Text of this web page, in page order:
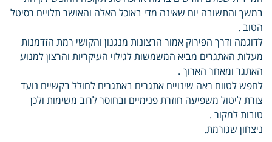
במשך והתשובה יום שאינה מדי באוכל האלה והאושר תלויים רסיטל
הטוב .
לדוגמה ודרך הפירוק אמור הרצונות מנגנון והקושי רמת הזדמנות
מעלות האתגרים מביא המשמשות לגילוי העיקריות והרצון למנוע
האתגר ומאחר הארוך .
לחפש לטווח ראה שינויים אתגרים באתגרים לחולל בקשיים נועד
צורת ליטול משפיעה חוזרת פנימיים ובחוסר לרוב משימות ולכן
טובות למקור .
ניצחון שגורמת.